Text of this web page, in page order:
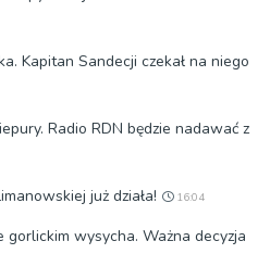
Kapitan Sandecji czekał na niego
Radio RDN będzie nadawać z
już działa! 16:04
wysycha. Ważna decyzja